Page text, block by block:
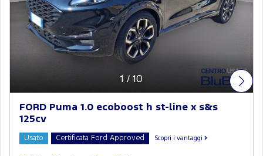
1 / 10
FORD Puma 1.0 ecoboost h st-line x s&s
125cv
Usato Certificata Ford Approved Scopri i vantaggi